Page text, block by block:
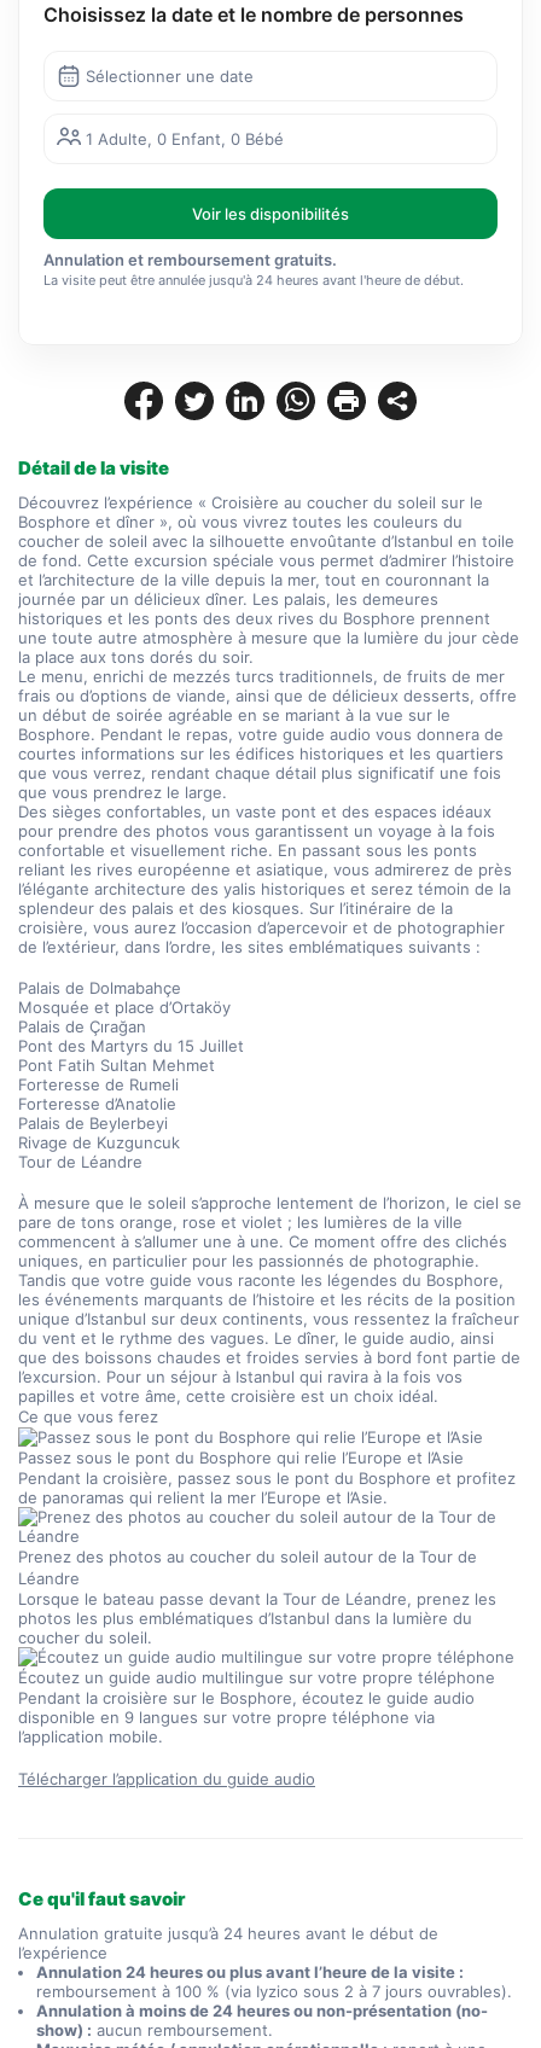
Détail de la visite
Découvrez l’expérience « Croisière au coucher du soleil sur le
Bosphore et dîner », où vous vivrez toutes les couleurs du
coucher de soleil avec la silhouette envoûtante d’Istanbul en toile
de fond. Cette excursion spéciale vous permet d’admirer l’histoire
et l’architecture de la ville depuis la mer, tout en couronnant la
journée par un délicieux dîner. Les palais, les demeures
historiques et les ponts des deux rives du Bosphore prennent
une toute autre atmosphère à mesure que la lumière du jour cède
la place aux tons dorés du soir.
Le menu, enrichi de mezzés turcs traditionnels, de fruits de mer
frais ou d’options de viande, ainsi que de délicieux desserts, offre
un début de soirée agréable en se mariant à la vue sur le
Bosphore. Pendant le repas, votre guide audio vous donnera de
courtes informations sur les édifices historiques et les quartiers
que vous verrez, rendant chaque détail plus significatif une fois
que vous prendrez le large.
Des sièges confortables, un vaste pont et des espaces idéaux
pour prendre des photos vous garantissent un voyage à la fois
confortable et visuellement riche. En passant sous les ponts
reliant les rives européenne et asiatique, vous admirerez de près
l’élégante architecture des yalis historiques et serez témoin de la
splendeur des palais et des kiosques. Sur l’itinéraire de la
croisière, vous aurez l’occasion d’apercevoir et de photographier
de l’extérieur, dans l’ordre, les sites emblématiques suivants :
Palais de Dolmabahçe
Mosquée et place d’Ortaköy
Palais de Çırağan
Pont des Martyrs du 15 Juillet
Pont Fatih Sultan Mehmet
Forteresse de Rumeli
Forteresse d’Anatolie
Palais de Beylerbeyi
Rivage de Kuzguncuk
Tour de Léandre
À mesure que le soleil s’approche lentement de l’horizon, le ciel se
pare de tons orange, rose et violet ; les lumières de la ville
commencent à s’allumer une à une. Ce moment offre des clichés
uniques, en particulier pour les passionnés de photographie.
Tandis que votre guide vous raconte les légendes du Bosphore,
les événements marquants de l’histoire et les récits de la position
unique d’Istanbul sur deux continents, vous ressentez la fraîcheur
du vent et le rythme des vagues. Le dîner, le guide audio, ainsi
que des boissons chaudes et froides servies à bord font partie de
l’excursion. Pour un séjour à Istanbul qui ravira à la fois vos
papilles et votre âme, cette croisière est un choix idéal.
Ce que vous ferez
Passez sous le pont du Bosphore qui relie l’Europe et l’Asie
Pendant la croisière, passez sous le pont du Bosphore et profitez
de panoramas qui relient la mer l’Europe et l’Asie.
Prenez des photos au coucher du soleil autour de la Tour de
Léandre
Lorsque le bateau passe devant la Tour de Léandre, prenez les
photos les plus emblématiques d’Istanbul dans la lumière du
coucher du soleil.
Écoutez un guide audio multilingue sur votre propre téléphone
Pendant la croisière sur le Bosphore, écoutez le guide audio
disponible en 9 langues sur votre propre téléphone via
l’application mobile.
Télécharger l’application du guide audio
Ce qu'il faut savoir
Annulation gratuite jusqu’à 24 heures avant le début de
l’expérience
Annulation 24 heures ou plus avant l’heure de la visite :
remboursement à 100 % (via Iyzico sous 2 à 7 jours ouvrables).
Annulation à moins de 24 heures ou non-présentation (no-
show) : aucun remboursement.
Choisissez la date et le nombre de personnes
Sélectionner une date
1 Adulte, 0 Enfant, 0 Bébé
Voir les disponibilités
Annulation et remboursement gratuits.
La visite peut être annulée jusqu'à 24 heures avant l'heure de début.